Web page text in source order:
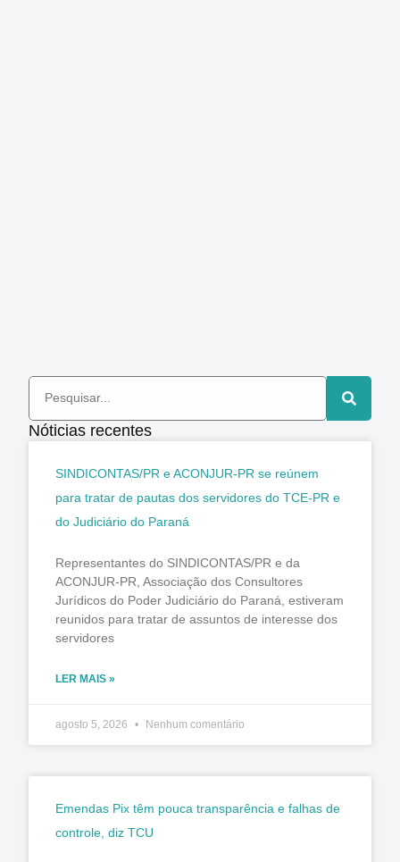
Nóticias recentes
SINDICONTAS/PR e ACONJUR-PR se reúnem
para tratar de pautas dos servidores do TCE-PR e
do Judiciário do Paraná
Representantes do SINDICONTAS/PR e da
ACONJUR-PR, Associação dos Consultores
Jurídicos do Poder Judiciário do Paraná, estiveram
reunidos para tratar de assuntos de interesse dos
servidores
LER MAIS »
agosto 5, 2026 Nenhum comentário
Emendas Pix têm pouca transparência e falhas de
controle, diz TCU